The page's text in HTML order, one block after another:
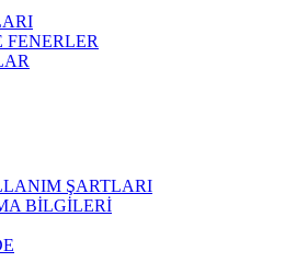
ŞARTLARI
BİLGİLERİ